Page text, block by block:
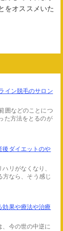
をオススメいた
イン脱毛のサロン
囲などのことにつ
た方法をとるのが
後ダイエットのや
リがなくなり、
方なら、そう感じ
効果や療法や治療
、今の世の中逆に